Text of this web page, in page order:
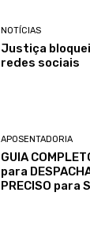
NOTÍCIAS
Justiça
redes sociais
APOSENTADORIA
GUIA
para
PRECISO para